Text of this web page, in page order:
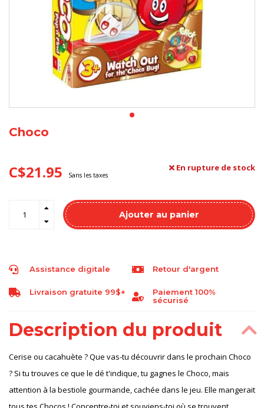
Choco
C$21.95 Sans les taxes
En rupture de stock
Ajouter au panier
Assistance digitale Retour d'argent
Livraison gratuite 99$+
Paiement 100%
sécurisé
Description du produit
Cerise ou cacahuète ? Que vas-tu découvrir dans le prochain Choco
? Si tu trouves ce que le dé t'indique, tu gagnes le Choco, mais
attention à la bestiole gourmande, cachée dans le jeu. Elle mangerait